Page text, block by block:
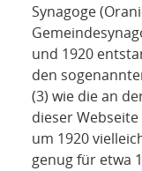
Synagoge
und 1920
den
(3) wie die an
dieser Webseite
um 1920
genug für etwa